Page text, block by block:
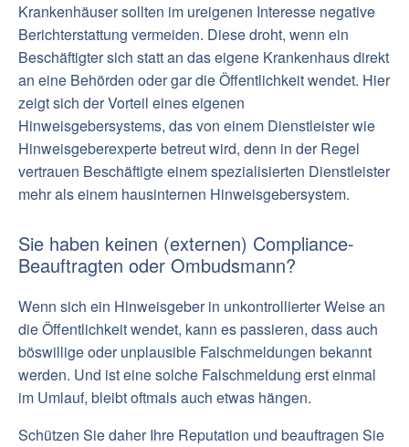
Krankenhäuser sollten im ureigenen Interesse negative
Berichterstattung vermeiden. Diese droht, wenn ein
Beschäftigter sich statt an das eigene Krankenhaus direkt
an eine Behörden oder gar die Öffentlichkeit wendet. Hier
zeigt sich der Vorteil eines eigenen
Hinweisgebersystems, das von einem Dienstleister wie
Hinweisgeberexperte betreut wird, denn in der Regel
vertrauen Beschäftigte einem spezialisierten Dienstleister
mehr als einem hausinternen Hinweisgebersystem.
Sie haben keinen (externen) Compliance-
Beauftragten oder Ombudsmann?
Wenn sich ein Hinweisgeber in unkontrollierter Weise an
die Öffentlichkeit wendet, kann es passieren, dass auch
böswillige oder unplausible Falschmeldungen bekannt
werden. Und ist eine solche Falschmeldung erst einmal
im Umlauf, bleibt oftmals auch etwas hängen.
Schützen Sie daher Ihre Reputation und beauftragen Sie